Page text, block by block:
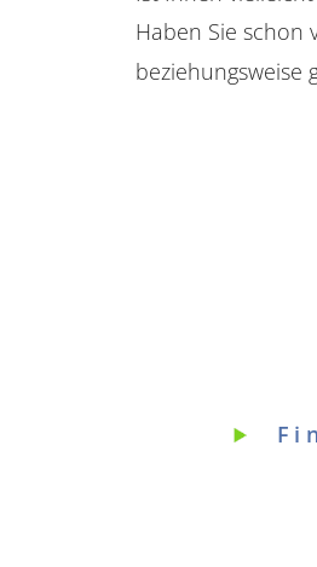
Haben Sie schon
beziehungsweise